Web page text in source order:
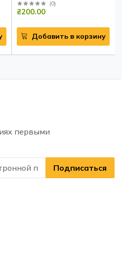
(0)
₴200.00
Добавить в корзину
первыми
Подписаться